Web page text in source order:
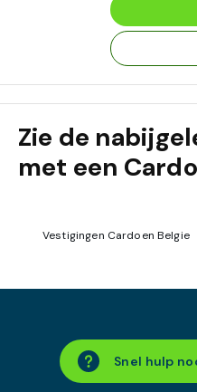
Zie de
met een
Vestigingen Cardoen Belgie
Snel hulp